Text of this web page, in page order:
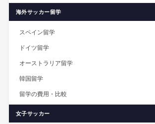
海外サッカー留学
スペイン留学
ドイツ留学
オーストラリア留学
韓国留学
留学の費用・比較
女子サッカー